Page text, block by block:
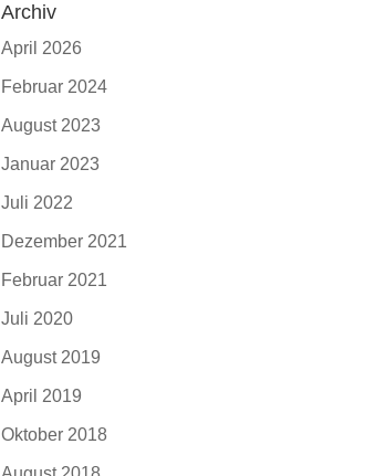
Archiv
April 2026
Februar 2024
August 2023
Januar 2023
Juli 2022
Dezember 2021
Februar 2021
Juli 2020
August 2019
April 2019
Oktober 2018